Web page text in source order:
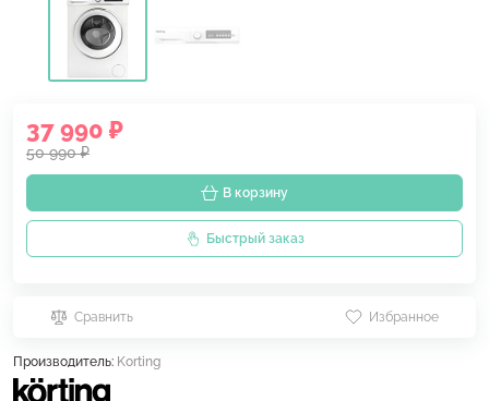
37 990 ₽
50 990 ₽
В корзину
Быстрый заказ
Сравнить Избранное
Производитель: Korting